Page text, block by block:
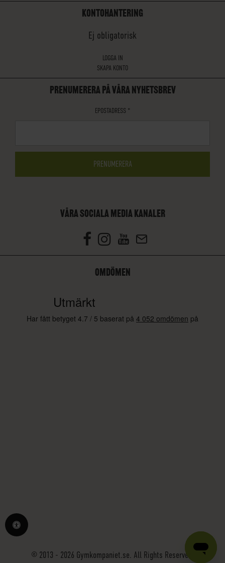
KONTOHANTERING
Ej obligatorisk
LOGGA IN
SKAPA KONTO
PRENUMERERA PÅ VÅRA NYHETSBREV
EPOSTADRESS *
VÅRA SOCIALA MEDIA KANALER
OMDÖMEN
© 2013 - 2026 Gymkompaniet.se. All Rights Reserved.